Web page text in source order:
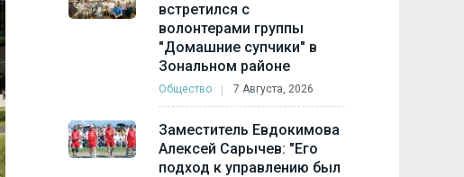
встретился с
волонтерами группы
"Домашние супчики" в
Зональном районе
Общество 7 Августа, 2026
Заместитель Евдокимова
Алексей Сарычев: "Его
подход к управлению был